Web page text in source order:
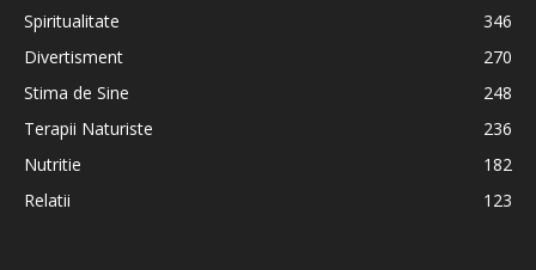
Spiritualitate
346
Divertisment
270
Stima de Sine
248
Terapii Naturiste
236
Nutritie
182
Relatii
123